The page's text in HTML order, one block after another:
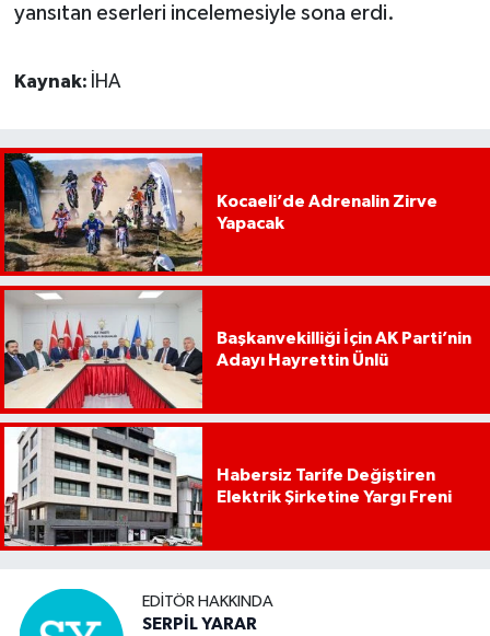
yansıtan eserleri incelemesiyle sona erdi.
Kaynak: İHA
Kocaeli’de Adrenalin Zirve
Yapacak
Başkanvekilliği İçin AK Parti’nin
Adayı Hayrettin Ünlü
Habersiz Tarife Değiştiren
Elektrik Şirketine Yargı Freni
EDITÖR HAKKINDA
SERPİL YARAR